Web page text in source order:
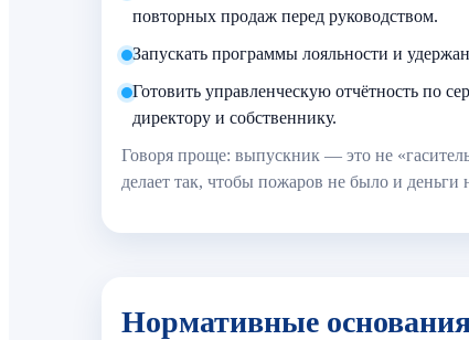
повторных продаж перед руководством.
Запускать программы лояльности и
Готовить управленческую отчётность по
директору и собственнику.
Говоря проще: выпускник — это не
делает так, чтобы пожаров не было и деньги
Нормативные